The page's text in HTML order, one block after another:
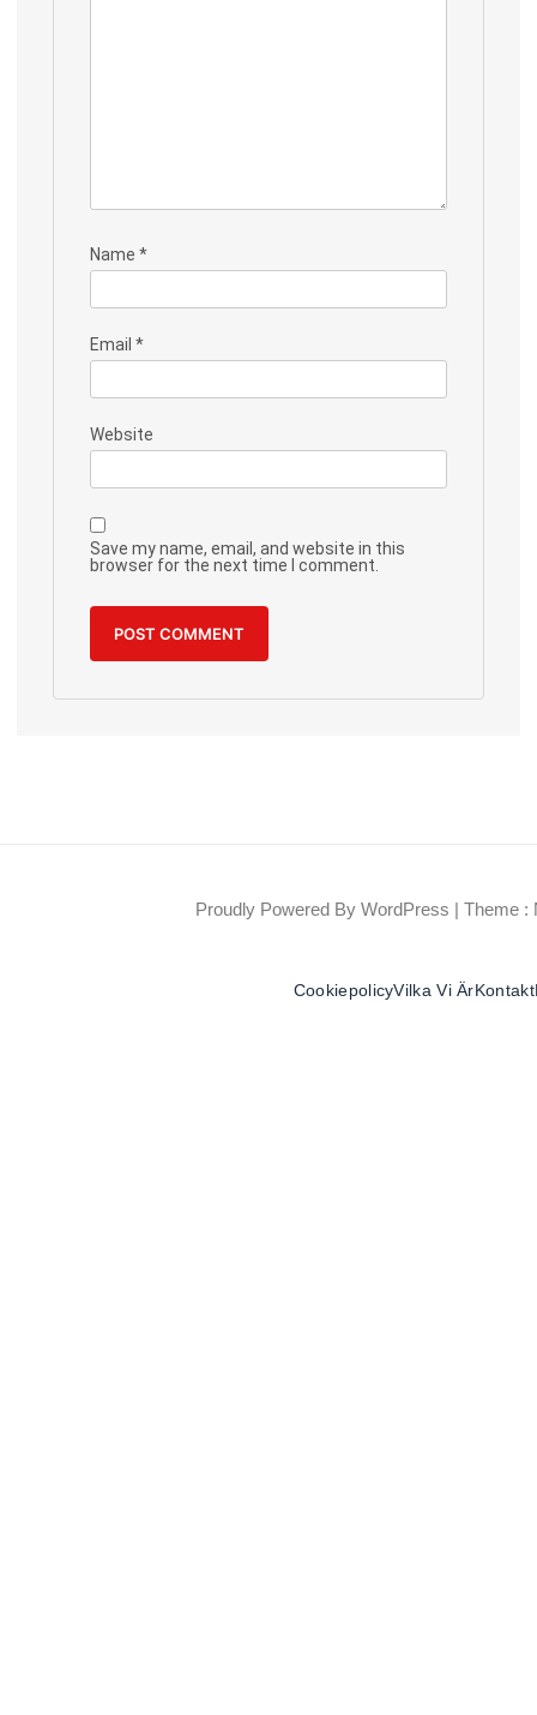
Name *
Email *
Website
Save my name, email, and website in this
browser for the next time I comment.
Proudly Powered By WordPress | Theme :
CookiepolicyVilka Vi ÄrKontakt